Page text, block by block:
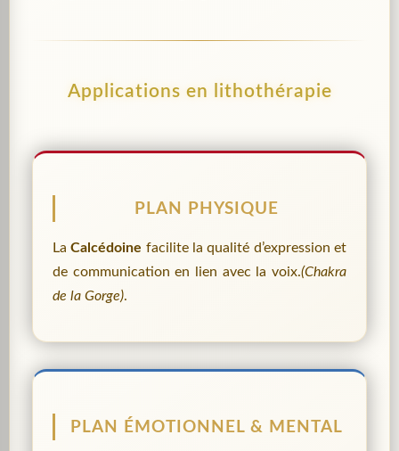
Applications en lithothérapie
PLAN PHYSIQUE
LaCalcédoine facilite la qualité d’expression et
de communication en lien avec la voix.(Chakra
de la Gorge).
PLAN ÉMOTIONNEL & MENTAL